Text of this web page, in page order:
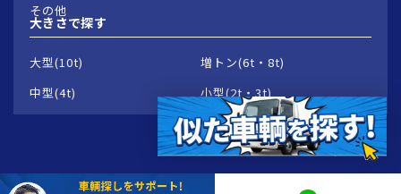
その他
大きさで探す
大型(10t)
増トン(6t・8t)
中型(4t)
小型(2t・3t)
© 2026 Groowave Corporation.